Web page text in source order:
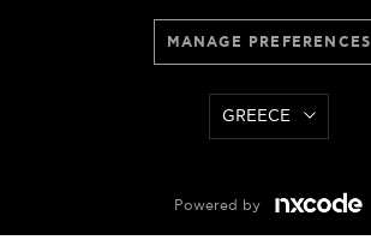
MANAGE PREFERENCES
GREECE
Powered by